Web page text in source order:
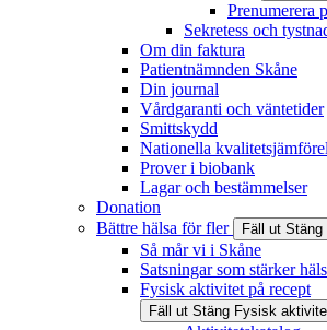
Prenumerera
Sekretess och
Om din faktura
Patientnämnden Skåne
Din journal
Vårdgaranti och väntetider
Smittskydd
Nationella
Prover i biobank
Lagar och bestämmelser
Donation
Bättre hälsa för fler
Fäll ut Stäng
Så mår vi i Skåne
Satsningar som stärker
Fysisk aktivitet på recept
Fäll ut Stäng Fysisk